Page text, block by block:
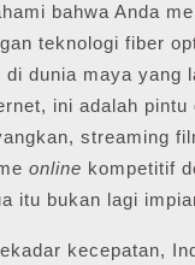
bahwa Anda
teknologi fiber
di dunia maya yang
ini adalah
streaming
online kompetitif
itu bukan lagi
kecepatan,